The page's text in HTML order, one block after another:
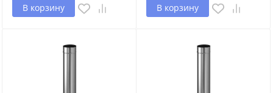
В корзину В корзину